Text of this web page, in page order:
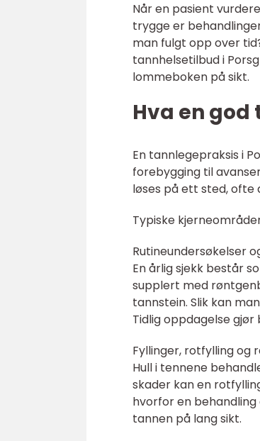
Når en pasient
trygge er
man fulgt opp over
tannhelsetilbud i
lommeboken på sikt.
Hva en
En tannlegepraksis i
forebygging til
løses på ett sted, ofte
Typiske
Rutineundersøkelser
En årlig sjekk består
supplert med
tannstein. Slik kan
Tidlig oppdagelse
Fyllinger, rotfylling og
Hull i tennene
skader kan en
hvorfor en
tannen på lang sikt.